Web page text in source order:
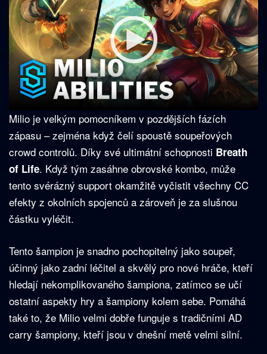
Milio je velkým pomocníkem v pozdějších fázích
zápasu – zejména když čelí spoustě soupeřových
crowd controlů. Díky své ultimátní schopnosti Breath
of Life. Když tým zasáhne obrovské kombo, může
tento svérázný support okamžitě vyčistit všechny CC
efekty z okolních spojenců a zároveň je za slušnou
částku vyléčit.
Tento šampion je snadno pochopitelný jako soupeř,
účinný jako zadní léčitel a skvělý pro nové hráče, kteří
hledají nekomplikovaného šampiona, zatímco se učí
ostatní aspekty hry a šampiony kolem sebe. Pomáhá
také to, že Milio velmi dobře funguje s tradičními AD
carry šampiony, kteří jsou v dnešní metě velmi silní.